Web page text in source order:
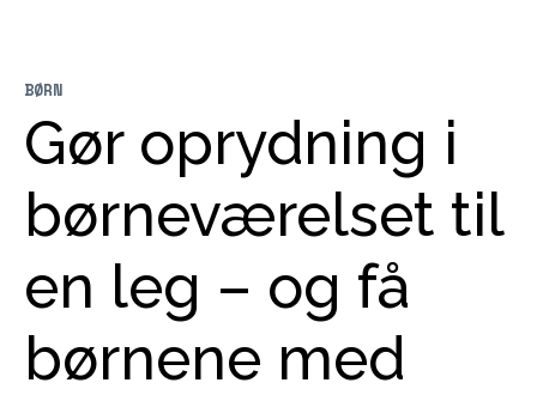
Gør oprydning i
børneværelset til
en leg – og få
børnene med
BØRN